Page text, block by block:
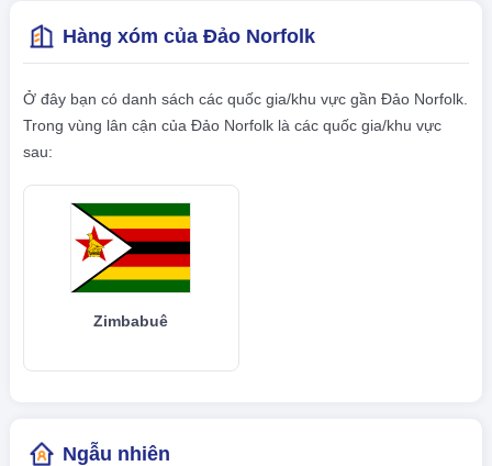
Hàng xóm của Đảo Norfolk
Ở đây bạn có danh sách các quốc gia/khu vực gần Đảo Norfolk.
Trong vùng lân cận của Đảo Norfolk là các quốc gia/khu vực
sau:
Zimbabuê
Ngẫu nhiên